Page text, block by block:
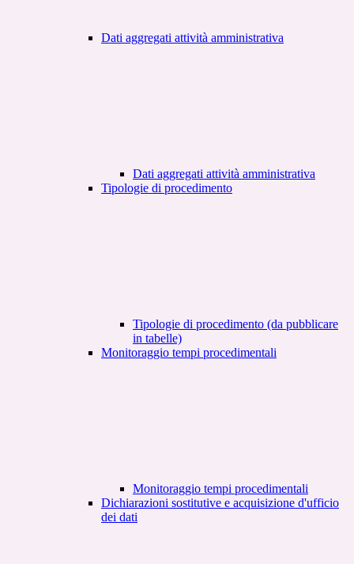
Dati aggregati attività amministrativa
Dati aggregati attività amministrativa
Tipologie di procedimento
Tipologie di procedimento (da pubblicare
in tabelle)
Monitoraggio tempi procedimentali
Monitoraggio tempi procedimentali
Dichiarazioni sostitutive e acquisizione d'ufficio
dei dati